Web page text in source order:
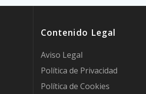
Contenido Legal
Aviso Legal
Política de Privacidad
Política de Cookies